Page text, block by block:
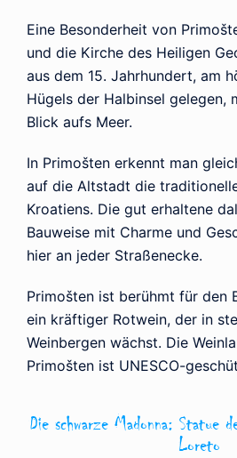
Eine Besonderheit von
und die Kirche des Heiligen
aus dem 15. Jahrhundert, am
Hügels der Halbinsel gelegen,
Blick aufs Meer.
In Primošten erkennt man
auf die Altstadt die
Kroatiens. Die gut erhaltene
Bauweise mit Charme und
hier an jeder Straßenecke.
Primošten ist berühmt für den
ein kräftiger Rotwein, der in
Weinbergen wächst. Die
Primošten ist UNESCO-
Die schwarze Madonna: Statue
Loreto